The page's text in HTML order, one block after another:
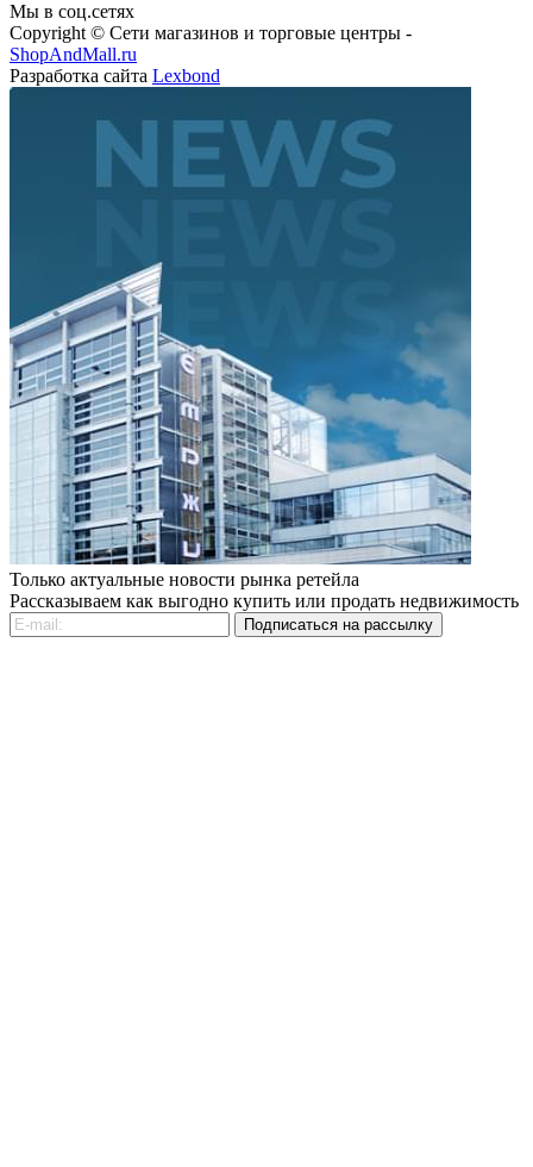
Мы в соц.сетях
Copyright © Сети магазинов и торговые центры -
ShopAndMall.ru
Разработка сайта Lexbond
Только актуальные новости рынка ретейла
Рассказываем как выгодно купить или продать недвижимость